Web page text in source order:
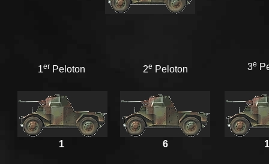
1er Peloton 2e Peloton 3e
1 6